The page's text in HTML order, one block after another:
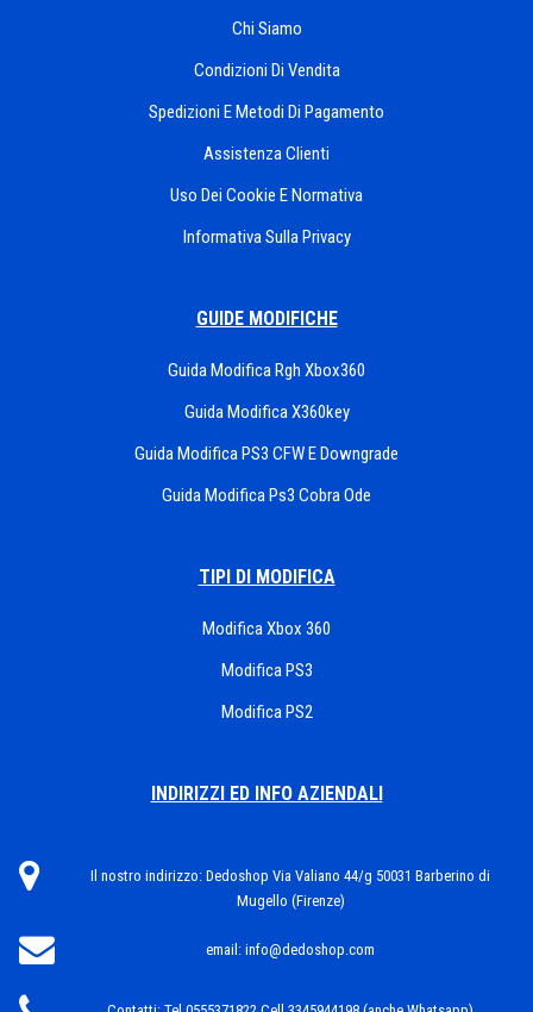
Chi Siamo
Condizioni Di Vendita
Spedizioni E Metodi Di Pagamento
Assistenza Clienti
Uso Dei Cookie E Normativa
Informativa Sulla Privacy
GUIDE MODIFICHE
Guida Modifica Rgh Xbox360
Guida Modifica X360key
Guida Modifica PS3 CFW E Downgrade
Guida Modifica Ps3 Cobra Ode
TIPI DI MODIFICA
Modifica Xbox 360
Modifica PS3
Modifica PS2
INDIRIZZI ED INFO AZIENDALI
Il nostro indirizzo: Dedoshop Via Valiano 44/g 50031 Barberino di
Mugello (Firenze)
email: info@dedoshop.com